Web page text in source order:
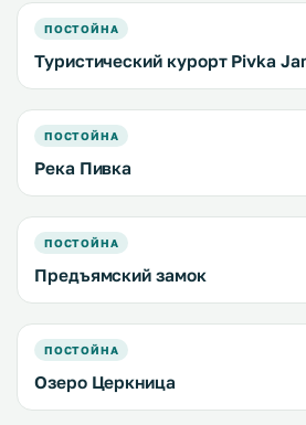
ПОСТОЙНА
Туристический курорт Pivka
ПОСТОЙНА
Река Пивка
ПОСТОЙНА
Предъямский замок
ПОСТОЙНА
Озеро Церкница